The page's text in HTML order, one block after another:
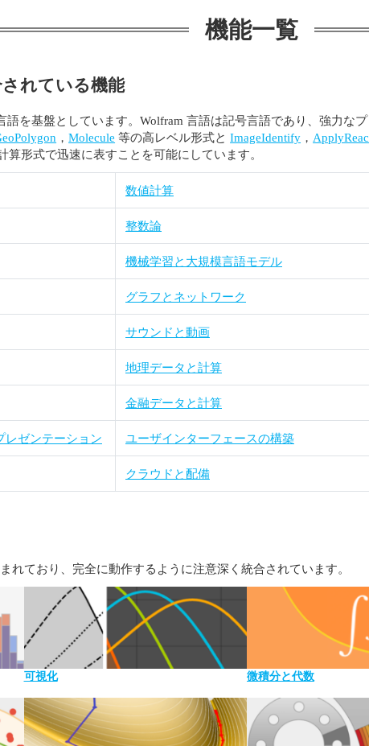
機能一覧
れている機能
語を基盤としています。Wolfram 言語は記号言語であり、強力な
，Molecule 等の高レベル形式とImageIdentify ，
形式で迅速に表すことを可能にしています。
数値計算
整数論
機械学習と大規模言語モデル
グラフとネットワーク
サウンドと動画
地理データと計算
金融データと計算
レゼンテーション ユーザインターフェースの構築
クラウドと配備
れており、完全に動作するように注意深く統合されています。
可視化 微積分と代数